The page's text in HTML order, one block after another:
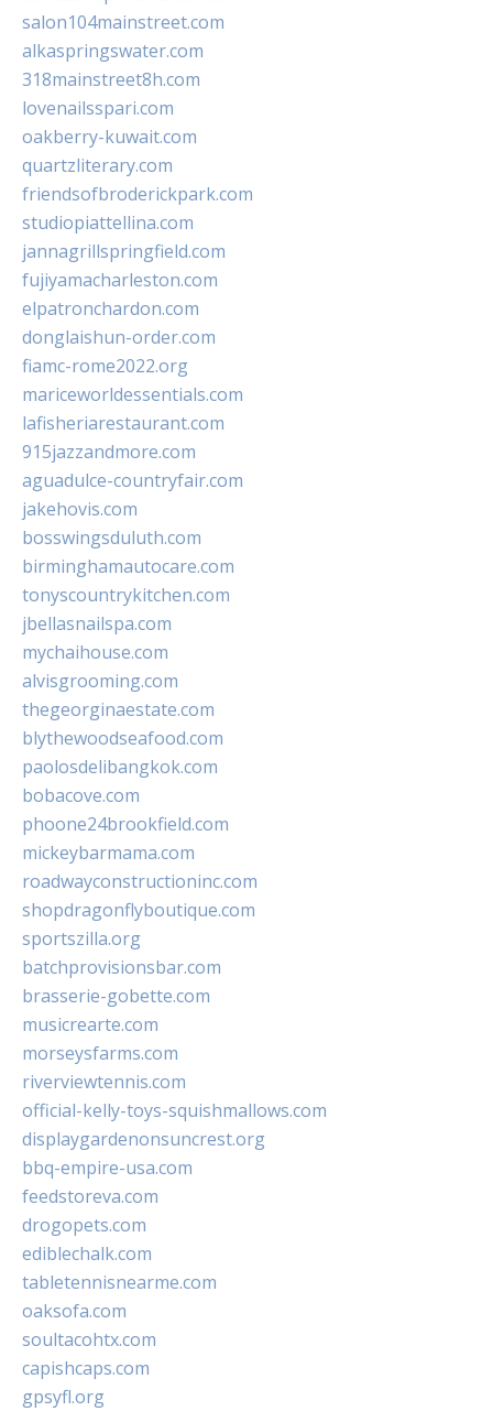
salon104mainstreet.com
alkaspringswater.com
318mainstreet8h.com
lovenailsspari.com
oakberry-kuwait.com
quartzliterary.com
friendsofbroderickpark.com
studiopiattellina.com
jannagrillspringfield.com
fujiyamacharleston.com
elpatronchardon.com
donglaishun-order.com
fiamc-rome2022.org
mariceworldessentials.com
lafisheriarestaurant.com
915jazzandmore.com
aguadulce-countryfair.com
jakehovis.com
bosswingsduluth.com
birminghamautocare.com
tonyscountrykitchen.com
jbellasnailspa.com
mychaihouse.com
alvisgrooming.com
thegeorginaestate.com
blythewoodseafood.com
paolosdelibangkok.com
bobacove.com
phoone24brookfield.com
mickeybarmama.com
roadwayconstructioninc.com
shopdragonflyboutique.com
sportszilla.org
batchprovisionsbar.com
brasserie-gobette.com
musicrearte.com
morseysfarms.com
riverviewtennis.com
official-kelly-toys-squishmallows.com
displaygardenonsuncrest.org
bbq-empire-usa.com
feedstoreva.com
drogopets.com
ediblechalk.com
tabletennisnearme.com
oaksofa.com
soultacohtx.com
capishcaps.com
gpsyfl.org